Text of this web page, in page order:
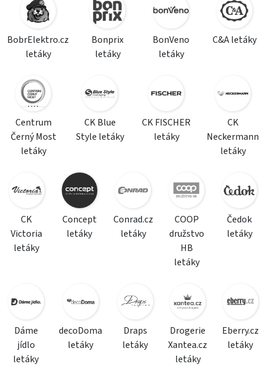
BobrElektro.cz
letáky
Bonprix
letáky
BonVeno
letáky
C&A letáky
Centrum
Černý Most
letáky
CK Blue
Style letáky
CK FISCHER
letáky
CK
Neckermann
letáky
CK
Victoria
letáky
Concept
letáky
Conrad.cz
letáky
COOP
družstvo
HB
letáky
Čedok
letáky
Dáme
jídlo
letáky
decoDoma
letáky
Draps
letáky
Drogerie
Xantea.cz
letáky
Eberry.cz
letáky